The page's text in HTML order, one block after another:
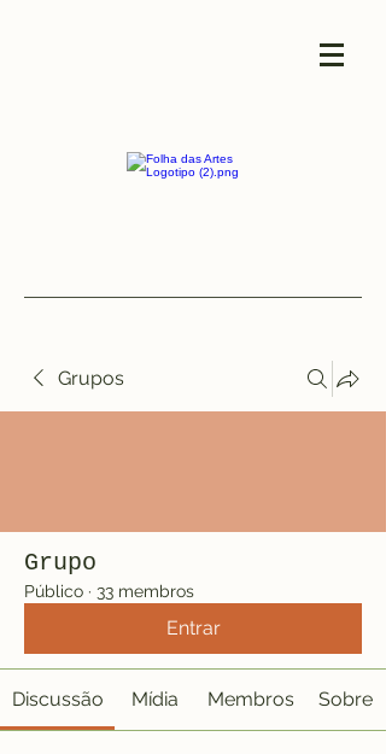
Grupos
Grupo
Público · 33 membros
Entrar
Discussão Mídia Membros Sobre